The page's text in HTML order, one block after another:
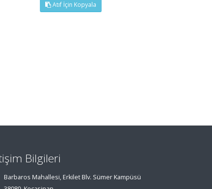
Atıf İçin Kopyala
Bilgileri
Barbaros Mahallesi, Erkilet Blv. Sümer Kampüsü